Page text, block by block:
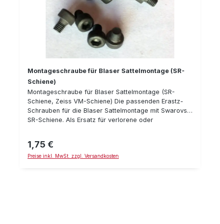
Montageschraube für Blaser Sattelmontage (SR-
Schiene)
Montageschraube für Blaser Sattelmontage (SR-
Schiene, Zeiss VM-Schiene) Die passenden Erastz-
Schrauben für die Blaser Sattelmontage mit Swarovski
SR-Schiene. Als Ersatz für verlorene oder
der Montage empfehlen wir, als Schraubensicherung
Loctite 243 und einen Drehmoment-Schlüssel zu
Regulärer Preis:
1,75 €
Preise inkl. MwSt. zzgl. Versandkosten